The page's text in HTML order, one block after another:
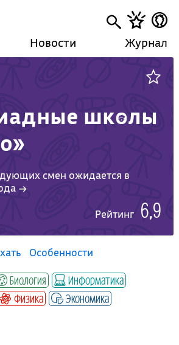
Новости Журнал
школы
смен ожидается в
→
Рейтинг 6,9
Особенности
Биология
Информатика
Физика Экономика